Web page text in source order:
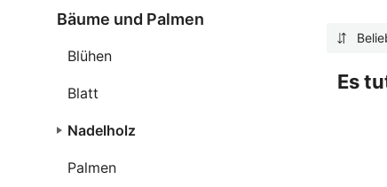
Bäume und Palmen
Blühen
Blatt
Nadelholz
Palmen
Es